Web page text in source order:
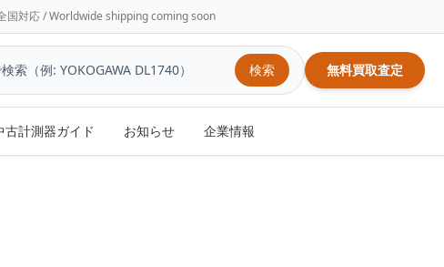
国対応 / Worldwide shipping coming soon
検索 無料買取査定
古計測器ガイド お知らせ 企業情報